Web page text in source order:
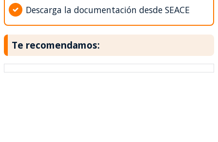
Descarga la documentación desde SEACE
Te recomendamos: